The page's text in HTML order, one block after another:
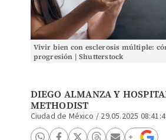
Vivir bien con esclerosis múltiple:
progresión | Shutterstock
DIEGO ALMANZAY
METHODIST
Ciudad de México / 29.05.2025